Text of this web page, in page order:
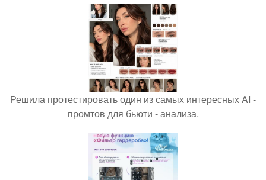
Решила протестировать один из самых интересных AI -
промтов для бьюти - анализа.